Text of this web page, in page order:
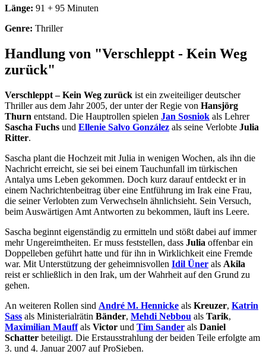
Länge: 91 + 95 Minuten
Genre: Thriller
Handlung von "Verschleppt - Kein Weg
zurück"
Verschleppt – Kein Weg zurück ist ein zweiteiliger deutscher
Thriller aus dem Jahr 2005, der unter der Regie von Hansjörg
Thurn entstand. Die Hauptrollen spielen Jan Sosniok als Lehrer
Sascha Fuchs und Ellenie Salvo González als seine Verlobte Julia
Ritter.
Sascha plant die Hochzeit mit Julia in wenigen Wochen, als ihn die
Nachricht erreicht, sie sei bei einem Tauchunfall im türkischen
Antalya ums Leben gekommen. Doch kurz darauf entdeckt er in
einem Nachrichtenbeitrag über eine Entführung im Irak eine Frau,
die seiner Verlobten zum Verwechseln ähnlichsieht. Sein Versuch,
beim Auswärtigen Amt Antworten zu bekommen, läuft ins Leere.
Sascha beginnt eigenständig zu ermitteln und stößt dabei auf immer
mehr Ungereimtheiten. Er muss feststellen, dass Julia offenbar ein
Doppelleben geführt hatte und für ihn in Wirklichkeit eine Fremde
war. Mit Unterstützung der geheimnisvollen Idil Üner als Akila
reist er schließlich in den Irak, um der Wahrheit auf den Grund zu
gehen.
An weiteren Rollen sind André M. Hennicke als Kreuzer, Katrin
Sass als Ministerialrätin Bänder, Mehdi Nebbou als Tarik,
Maximilian Mauffals Victor und Tim Sander als Daniel
Schatter beteiligt. Die Erstausstrahlung der beiden Teile erfolgte am
3. und 4. Januar 2007 auf ProSieben.